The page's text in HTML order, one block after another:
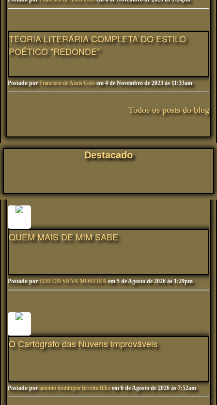
TEORIA LITERÁRIA COMPLETA DO ESTILO
POÉTICO "REDONDE"
Postado porFrancisco de Assis Góis em 4 de Novembro de 2023 às 11:33am
Todos os posts do blog
Destacado
QUEM MAIS DE MIM SABE
Postado porEDILON SILVA MOREIRA em 5 de Agosto de 2026 às 1:29pm
O Cartógrafo das Nuvens Improváveis
Postado porantonio domingos ferreira filho em 6 de Agosto de 2026 às 7:52am